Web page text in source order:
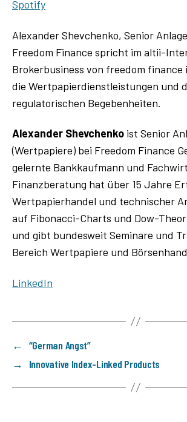
a
y
e
Spotify
Alexander Shevchenko, Senior
Freedom Finance spricht im altii-
Brokerbusiness von freedom finance
die Wertpapierdienstleistungen und
regulatorischen Begebenheiten.
Alexander Shevchenko ist Senior
(Wertpapiere) bei Freedom Finance
gelernte Bankkaufmann und
Finanzberatung hat über 15 Jahre
Wertpapierhandel und technischer
auf Fibonacci-Charts und Dow-
und gibt bundesweit Seminare und
Bereich Wertpapiere und
LinkedIn
← “German Angst”
→
Innovative Index-Linked Products